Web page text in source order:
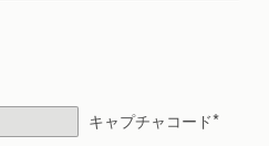
キャプチャコード*